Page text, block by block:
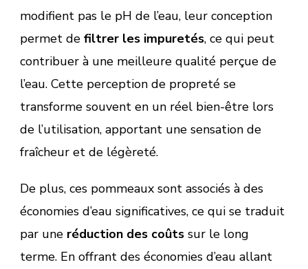
modifient pas le pH de l’eau, leur conception
permet de filtrer les impuretés, ce qui peut
contribuer à une meilleure qualité perçue de
l’eau. Cette perception de propreté se
transforme souvent en un réel bien-être lors
de l’utilisation, apportant une sensation de
fraîcheur et de légèreté.
De plus, ces pommeaux sont associés à des
économies d’eau significatives, ce qui se traduit
par une réduction des coûts sur le long
terme. En offrant des économies d’eau allant